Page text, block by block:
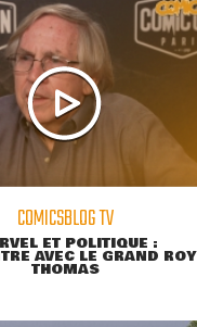
COMICSBLOG TV
ET POLITIQUE :
AVEC LE GRAND ROY
THOMAS